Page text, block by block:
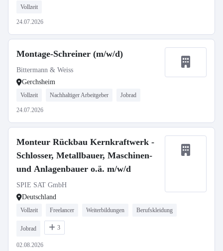
Vollzeit
24.07.2026
Montage-Schreiner (m/w/d)
Bittermann & Weiss
Gerchsheim
Vollzeit Nachhaltiger Arbeitgeber Jobrad
24.07.2026
Monteur Rückbau Kernkraftwerk -
Schlosser, Metallbauer, Maschinen-
und Anlagenbauer o.ä. m/w/d
SPIE SAT GmbH
Deutschland
Vollzeit Freelancer Weiterbildungen Berufskleidung
Jobrad 3
02.08.2026